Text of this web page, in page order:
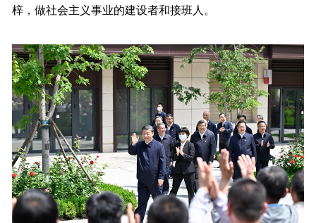
梓，做社会主义事业的建设者和接班人。